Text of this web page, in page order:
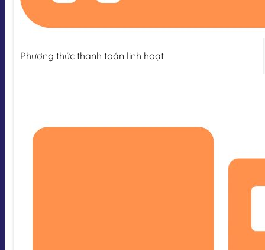
Phương thức thanh toán linh hoạt